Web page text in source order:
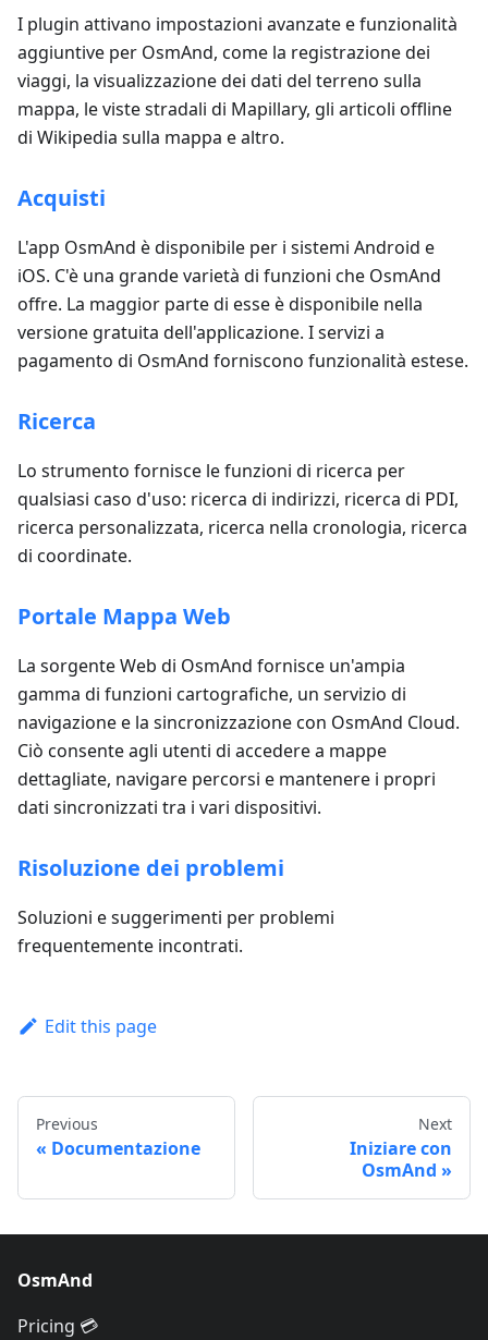
I plugin attivano impostazioni avanzate e funzionalità
aggiuntive per OsmAnd, come la registrazione dei
viaggi, la visualizzazione dei dati del terreno sulla
mappa, le viste stradali di Mapillary, gli articoli offline
di Wikipedia sulla mappa e altro.
Acquisti
L'app OsmAnd è disponibile per i sistemi Android e
iOS. C'è una grande varietà di funzioni che OsmAnd
offre. La maggior parte di esse è disponibile nella
versione gratuita dell'applicazione. I servizi a
pagamento di OsmAnd forniscono funzionalità estese.
Ricerca
Lo strumento fornisce le funzioni di ricerca per
qualsiasi caso d'uso: ricerca di indirizzi, ricerca di PDI,
ricerca personalizzata, ricerca nella cronologia, ricerca
di coordinate.
Portale Mappa Web
La sorgente Web di OsmAnd fornisce un'ampia
gamma di funzioni cartografiche, un servizio di
navigazione e la sincronizzazione con OsmAnd Cloud.
Ciò consente agli utenti di accedere a mappe
dettagliate, navigare percorsi e mantenere i propri
dati sincronizzati tra i vari dispositivi.
Risoluzione dei problemi
Soluzioni e suggerimenti per problemi
frequentemente incontrati.
Edit this page
Previous
Documentazione
Next
Iniziare con
OsmAnd
OsmAnd
Pricing 💳